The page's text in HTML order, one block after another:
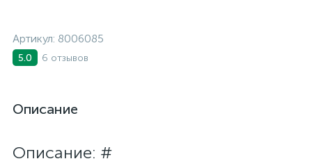
Артикул: 8006085
5.0 6 отзывов
Описание
Описание: #